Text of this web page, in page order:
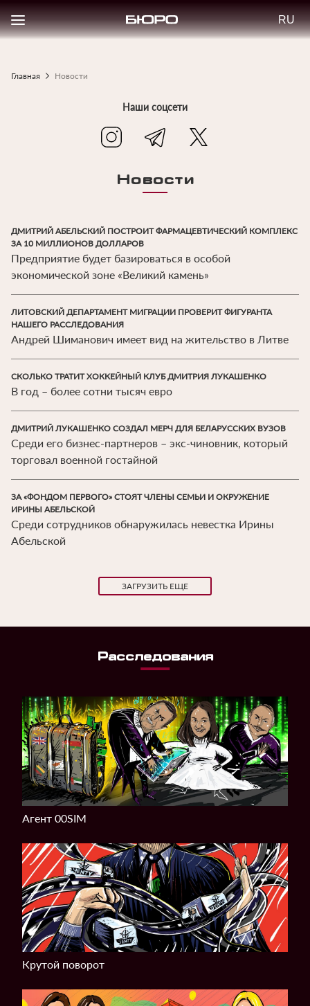
Перейти
к
основному
Select
your
Строка
Главная Новости
Наши соцсети
Новости
ДМИТРИЙ АБЕЛЬСКИЙ ПОСТРОИТ ФАРМАЦЕВТИЧЕСКИЙ КОМПЛЕКС
ЗА 10 МИЛЛИОНОВ ДОЛЛАРОВ
Предприятие будет базироваться в особой
экономической зоне «Великий камень»
ЛИТОВСКИЙ ДЕПАРТАМЕНТ МИГРАЦИИ ПРОВЕРИТ ФИГУРАНТА
НАШЕГО РАССЛЕДОВАНИЯ
Андрей Шиманович имеет вид на жительство в Литве
СКОЛЬКО ТРАТИТ ХОККЕЙНЫЙ КЛУБ ДМИТРИЯ ЛУКАШЕНКО
В год – более сотни тысяч евро
ДМИТРИЙ ЛУКАШЕНКО СОЗДАЛ МЕРЧ ДЛЯ БЕЛАРУССКИХ ВУЗОВ
Среди его бизнес-партнеров – экс-чиновник, который
торговал военной гостайной
ЗА «ФОНДОМ ПЕРВОГО» СТОЯТ ЧЛЕНЫ СЕМЬИ И ОКРУЖЕНИЕ
ИРИНЫ АБЕЛЬСКОЙ
Среди сотрудников обнаружилась невестка Ирины
Абельской
ЗАГРУЗИТЬ ЕЩЕ
Расследования
Агент 00SIM
Крутой поворот